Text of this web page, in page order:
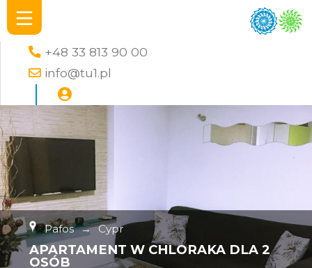
+48 33 813 90 00
info@tu1.pl
Pafos → Cypr
APARTAMENT W CHLORAKA DLA 2
OSÓB